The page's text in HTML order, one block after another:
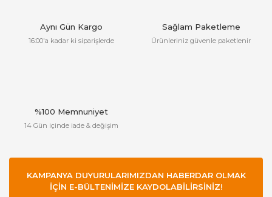
Aynı Gün Kargo
16:00'a kadar ki siparişlerde
Sağlam Paketleme
Ürünleriniz güvenle paketlenir
%100 Memnuniyet
14 Gün içinde iade & değişim
KAMPANYA DUYURULARIMIZDAN HABERDAR OLMAK
İÇİN E-BÜLTENİMİZE KAYDOLABİLİRSİNİZ!